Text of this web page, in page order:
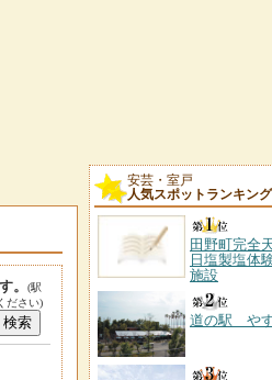
。
(駅
ださい)
安芸・室戸
人気スポットランキング
田野町完全
日塩製塩体
施設
道の駅 や